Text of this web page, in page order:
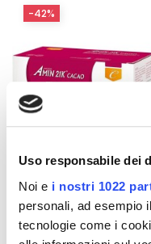
Uso responsabile dei
Noi e i nostri 1022
personali, ad esempio
tecnologie come i
Integratori per dimagrire
-42%